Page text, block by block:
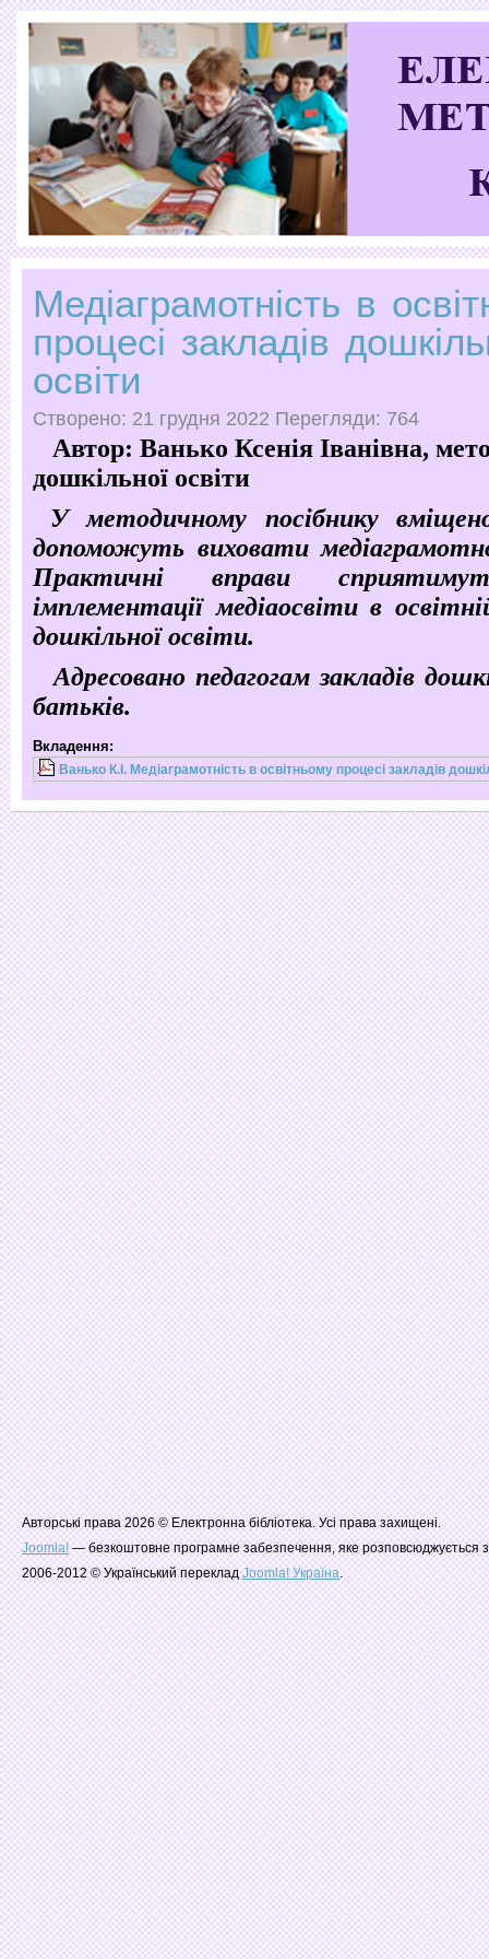
Медіаграмотність в
процесі закладів
освіти
Створено: 21 грудня 2022 Перегляди: 764
Автор: Ванько Ксенія Іванівна,
дошкільної освіти
У методичному посібнику
допоможуть виховати
Практичні вправи
імплементації медіаосвіти в
дошкільної освіти.
Адресовано педагогам закладів
батьків.
Вкладення:
Ванько К.І. Медіаграмотність в освітньому процесі закладів
Авторські права 2026 © Електронна бібліотека. Усі права захищені.
Joomla!— безкоштовне програмне забезпечення, яке розповсюджується
2006-2012 © Український перекладJoomla! Україна.